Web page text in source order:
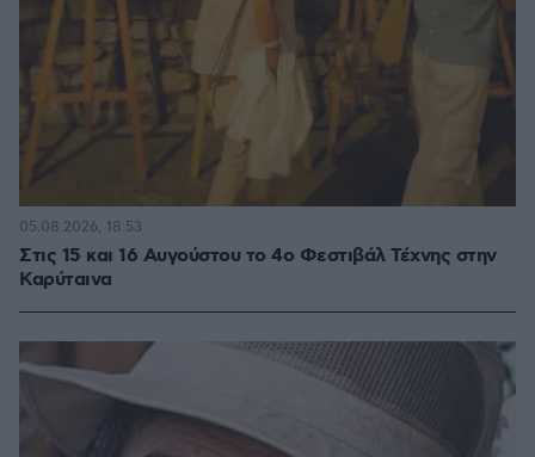
Στις 15 και 16 Αυγούστου το 4ο Φεστιβάλ Τέχνης στην
Καρύταινα
05.08.2026, 18:53